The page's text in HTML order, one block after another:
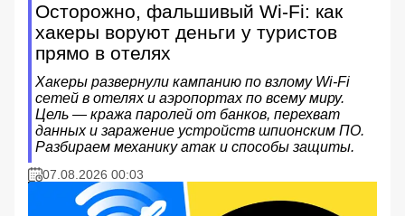
Осторожно, фальшивый Wi-Fi: как
хакеры воруют деньги у туристов
прямо в отелях
Хакеры развернули кампанию по взлому Wi-Fi
сетей в отелях и аэропортах по всему миру.
Цель — кража паролей от банков, перехват
данных и заражение устройств шпионским ПО.
Разбираем механику атак и способы защиты.
07.08.2026 00:03